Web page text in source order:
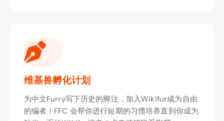
维基兽孵化计划
为中文Furry写下历史的脚注，加入Wikifur成为自由
的编者！FFC 会帮你进行短期的习惯培养直到你成为